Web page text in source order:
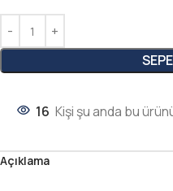
16 Kişi şu anda bu
Açıklama